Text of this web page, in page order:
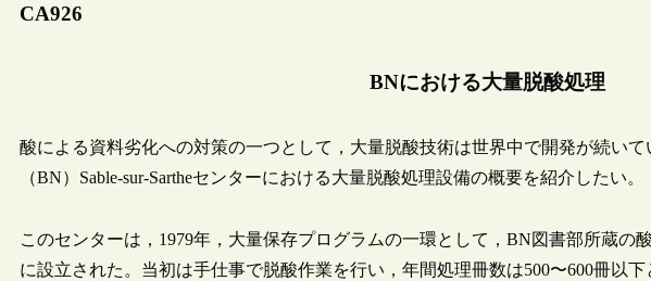
CA926
BNにおける大量脱酸処理
酸による資料劣化への対策の一つとして，大量脱酸技術は世界中で開発が続い
（BN）Sable-sur-Sartheセンターにおける大量脱酸処理設備の概要を紹介したい。
このセンターは，1979年，大量保存プログラムの一環として，BN図書部所蔵の
に設立された。当初は手仕事で脱酸作業を行い，年間処理冊数は500〜600冊以